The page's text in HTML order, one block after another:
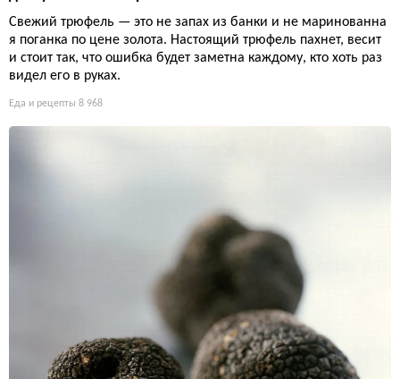
Свежий трюфель — это не запах из банки и не маринованна
я поганка по цене золота. Настоящий трюфель пахнет, весит
и стоит так, что ошибка будет заметна каждому, кто хоть раз
видел его в руках.
Еда и рецепты 8 968